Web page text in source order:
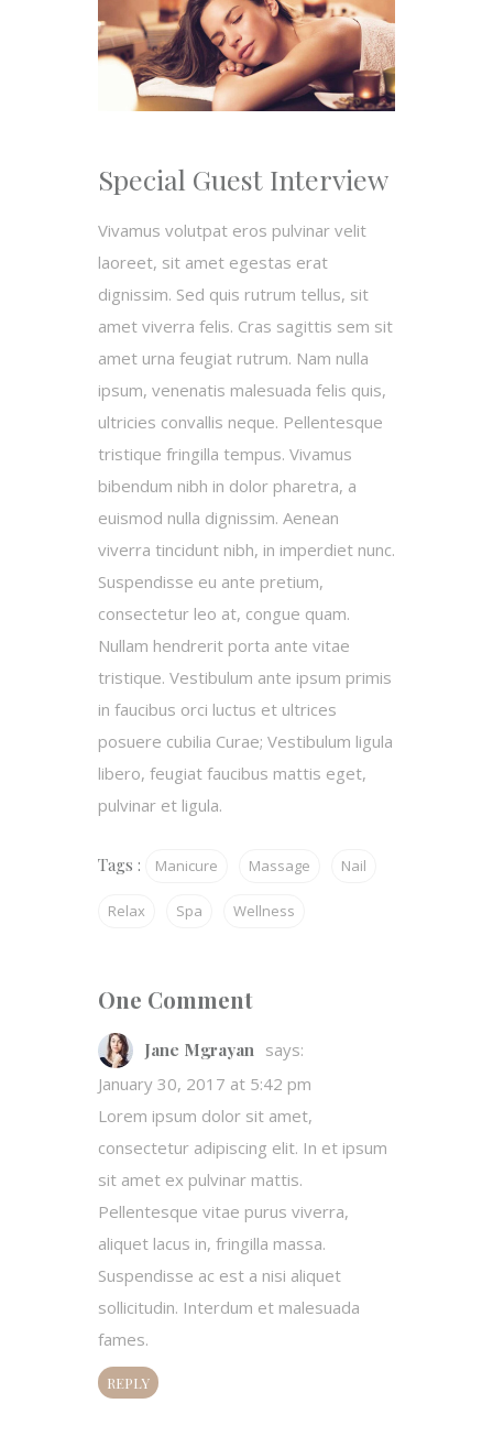
Special Guest Interview
Vivamus volutpat eros pulvinar velit
laoreet, sit amet egestas erat
dignissim. Sed quis rutrum tellus, sit
amet viverra felis. Cras sagittis sem sit
amet urna feugiat rutrum. Nam nulla
ipsum, venenatis malesuada felis quis,
ultricies convallis neque. Pellentesque
tristique fringilla tempus. Vivamus
bibendum nibh in dolor pharetra, a
euismod nulla dignissim. Aenean
viverra tincidunt nibh, in imperdiet nunc.
Suspendisse eu ante pretium,
consectetur leo at, congue quam.
Nullam hendrerit porta ante vitae
tristique. Vestibulum ante ipsum primis
in faucibus orci luctus et ultrices
posuere cubilia Curae; Vestibulum ligula
libero, feugiat faucibus mattis eget,
pulvinar et ligula.
Tags : Manicure Massage Nail
Relax Spa Wellness
One Comment
Jane Mgrayan says:
January 30, 2017 at 5:42 pm
Lorem ipsum dolor sit amet,
consectetur adipiscing elit. In et ipsum
sit amet ex pulvinar mattis.
Pellentesque vitae purus viverra,
aliquet lacus in, fringilla massa.
Suspendisse ac est a nisi aliquet
sollicitudin. Interdum et malesuada
fames.
REPLY